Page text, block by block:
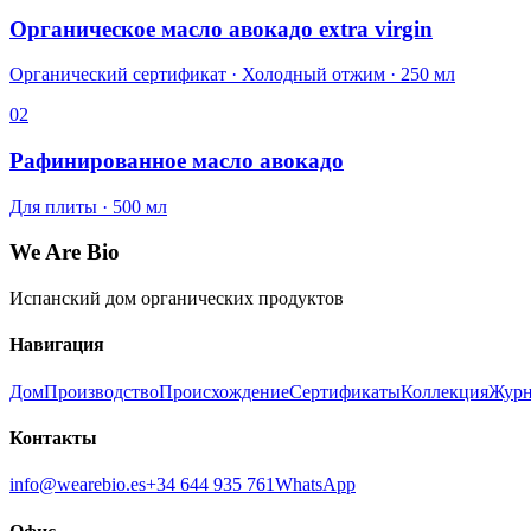
Органическое масло авокадо extra virgin
Органический сертификат · Холодный отжим · 250 мл
02
Рафинированное масло авокадо
Для плиты · 500 мл
We Are Bio
Испанский дом органических продуктов
Навигация
ДомПроизводствоПроисхождениеСертификатыКоллекция
Контакты
info@wearebio.es+34 644 935 761WhatsApp